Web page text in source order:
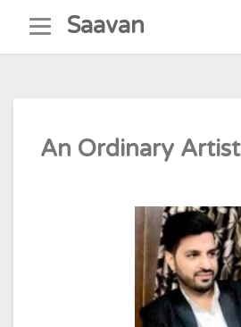
content
Saavan
An Ordinary Artist